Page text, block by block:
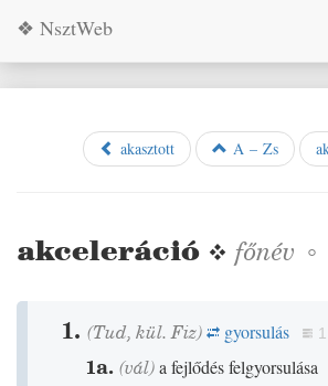
❖ NsztWeb
akasztott A – Zs
akceleráció ❖ főnév ◦
1. (Tud, kül.Fiz) gyorsulás
1a. (vál)a fejlődés felgyorsulása